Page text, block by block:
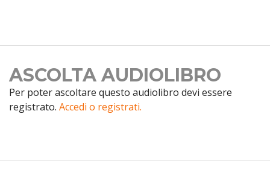
ASCOLTA AUDIOLIBRO
Per poter ascoltare questo audiolibro devi essere
registrato. Accedi o registrati.